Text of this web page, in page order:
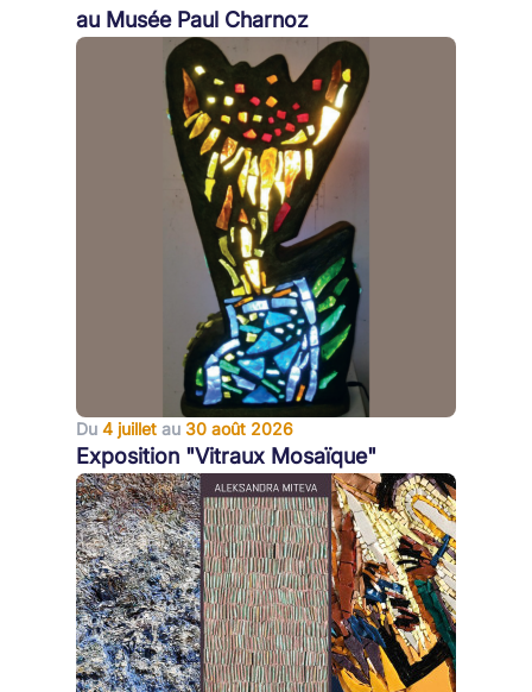
au Musée Paul Charnoz
Du 4 juillet au 30 août 2026
Exposition "Vitraux Mosaïque"